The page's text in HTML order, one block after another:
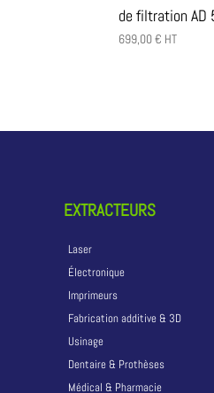
de filtration AD
699,00€ HT
EXTRACTEURS
Laser
Électronique
Imprimeurs
Fabrication additive & 3D
Usinage
Dentaire & Prothèses
Médical & Pharmacie